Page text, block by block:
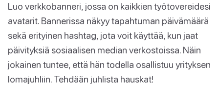
Luo verkkobanneri, jossa on kaikkien työtovereidesi
avatarit. Bannerissa näkyy tapahtuman päivämäärä
sekä erityinen hashtag, jota voit käyttää, kun jaat
päivityksiä sosiaalisen median verkostoissa. Näin
jokainen tuntee, että hän todella osallistuu yrityksen
lomajuhliin. Tehdään juhlista hauskat!